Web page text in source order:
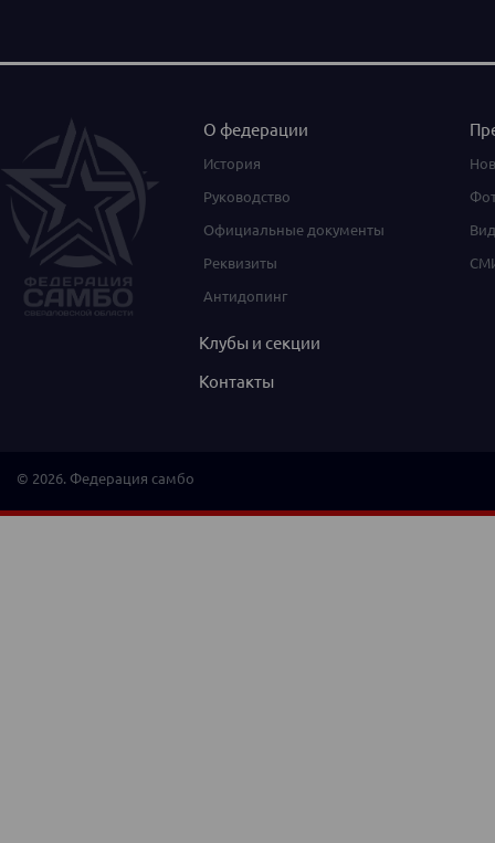
О федерации
История
Руководство
Официальные документы
Реквизиты
Антидопинг
Клубы и секции
Контакты
© 2026. Федерация самбо